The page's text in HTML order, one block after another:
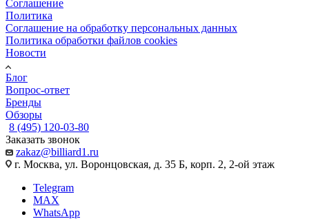
Соглашение
Политика
Соглашение на обработку персональных данных
Политика обработки файлов cookies
Новости
Блог
Вопрос-ответ
Бренды
Обзоры
8 (495) 120-03-80
Заказать звонок
zakaz@billiard1.ru
г. Москва, ул. Воронцовская, д. 35 Б, корп. 2, 2-ой этаж
Telegram
MAX
WhatsApp